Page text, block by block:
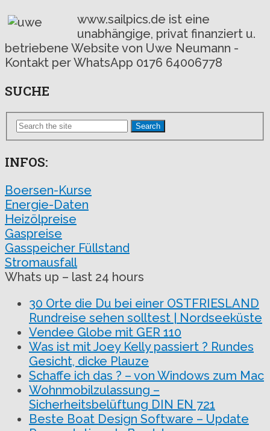
www.sailpics.de ist eine
unabhängige, privat finanziert u.
betriebene Website von Uwe Neumann -
Kontakt per WhatsApp 0176 64006778
SUCHE
Search
INFOS:
Boersen-Kurse
Energie-Daten
Heizölpreise
Gaspreise
Gasspeicher Füllstand
Stromausfall
Whats up – last 24 hours
30 Orte die Du bei einer OSTFRIESLAND
Rundreise sehen solltest | Nordseeküste
Vendee Globe mit GER 110
Was ist mit Joey Kelly passiert ? Rundes
Gesicht, dicke Plauze
Schaffe ich das ? – von Windows zum Mac
Wohnmobilzulassung –
Sicherheitsbelüftung DIN EN 721
Beste Boat Design Software – Update